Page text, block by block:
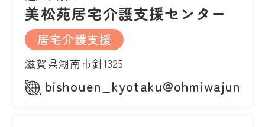
美松苑居宅介護支援センター
居宅介護支援
滋賀県湖南市針1325